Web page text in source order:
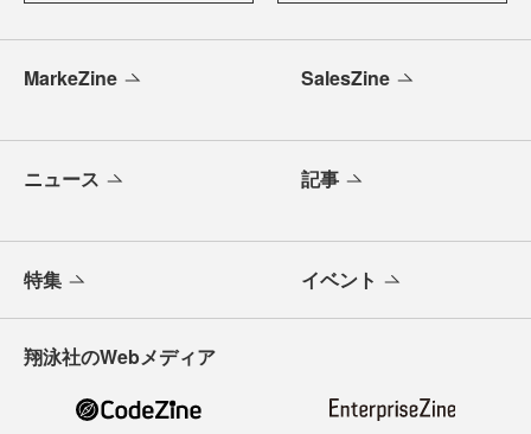
MarkeZine SalesZine
ニュース 記事
特集 イベント
翔泳社のWebメディア